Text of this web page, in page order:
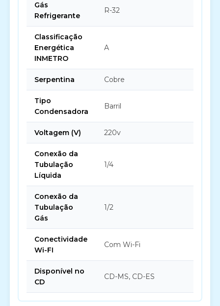
Gás
Refrigerante
R-32
Classificação
Energética
INMETRO
A
Serpentina Cobre
Tipo
Condensadora
Barril
Voltagem (V) 220v
Conexão da
Tubulação
Líquida
1/4
Conexão da
Tubulação
Gás
1/2
Conectividade
Wi-FI
Com Wi-Fi
Disponível no
CD
CD-MS, CD-ES